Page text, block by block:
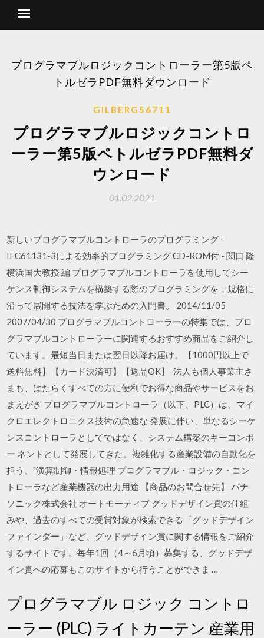
プログラマブルロジックコントローラー第5版ペ
トルゼラPDF無料ダウンロード
GILBERG56711
プログラマブルロジックコントロ
ーラー第5版ペトルゼラPDF無料ダ
ウンロード
01.02.2021
新しいプログラマブルコントローラのプログラミング -
IEC61131-3による効率的プログラミング CD-ROM付 - 関口 隆
横浜国大教授 編 プログラマブルコントローラを使用してシー
ケンス制御システムを構築する際のプログラミングを，規格に
沿って展開する技法を学ぶための入門書。 2014/11/05
2007/04/30 プログラマブルコントローラーの特集では、プロ
グラマブルコントローラーに関連するおすすめ商品をご紹介し
ています。最短当日または翌日以降お届け。【1000円以上で
送料無料】【カード決済可】【返品OK】-法人も個人事業主さ
まも、はたらくすべての方に便利でお得な商品やサービスをお
まえがき プログラマブルコントローラ（以下、PLC）は、マイ
クロエレクトロニクス技術の急速な 発展に伴い、単なるシーケ
ンスコントローラとしてではなく、システム構築のキーコンポ
ー ネントとして発展してきた。複雑化する産業設備の自動化を
担う、"演算制御・情報処理 プログラマブル・ロジック・コン
トローラなど産業機器の出力用途 【商品のお問合せ先】 パナ
ソニック株式会社 オートモーティブ グッドデザイン賞の仕組
みや、過去のすべての受賞対象が検索できる「グッドデザイン
ファインダー」など、グッドデザイン賞に関する情報をご紹介
するサイトです。毎年1回（4～6月頃）募集する、グッドデザ
イン賞への応募もこのサイトから行うことができま …
プログラマブル ロジック コントロ
ーラー (PLC) ライトカーテン 産業用